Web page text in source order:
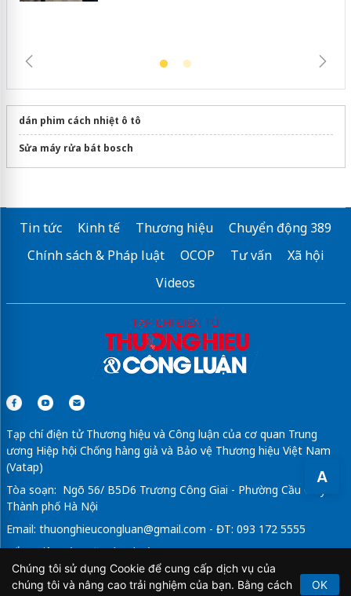
A
dán phim cách nhiệt ô tô
Sửa máy rửa bát bosch
Tin tức Kinh tế Thương hiệu
Chuyển động 389
Chính sách & Pháp luật
OCOP Tư vấn
Xã hội
Videos
Tạp chí điện tử Thương hiệu và Công luận của cơ quan Trung
ương Hiệp hội Chống hàng giả và Bảo vệ Thương hiệu Việt Nam
(Vatap)
Tòa soạn: Ngõ 56/ B5D6 Trương Công Giai - Phường Cầu Giấy -
Thành phố Hà Nội
Email: thuonghieucongluan@gmail.com - ĐT: 093 172 5555
Tổng Biên Tập: Vũ Đức Thuận
Giấy phép hoạt động báo chí điện tử số 64/GP-BTTTT do Bộ
Thông tin và Truyền thông cấp ngày 21/2/2020.
Chúng tôi sử dụng Cookie để cung cấp dịch vụ của
chúng tôi và nâng cao trải nghiệm của bạn. Bằng cách
OK